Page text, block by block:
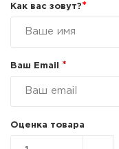
Как вас зовут?*
Ваш Email *
Оценка товара